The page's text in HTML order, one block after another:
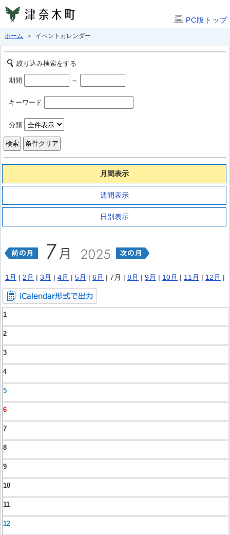
PC版トップ
ホーム ＞ イベントカレンダー
絞り込み検索をする
期間 ～
キーワード
分類
月間表示
週間表示
日別表示
1月 | 2月 | 3月 | 4月 | 5月 | 6月 | 7月 | 8月 | 9月 | 10月 | 11月 | 12月 |
1
2
3
4
5
6
7
8
9
10
11
12